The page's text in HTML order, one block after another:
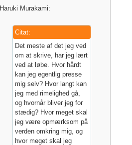
Haruki Murakami:
Citat:
Det meste af det jeg ved
om at skrive, har jeg lært
ved at løbe. Hvor hårdt
kan jeg egentlig presse
mig selv? Hvor langt kan
jeg med rimelighed gå,
og hvornår bliver jeg for
stædig? Hvor meget skal
jeg være opmærksom på
verden omkring mig, og
hvor meget skal jeg